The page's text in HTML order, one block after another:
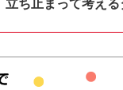
立ち止まって考える